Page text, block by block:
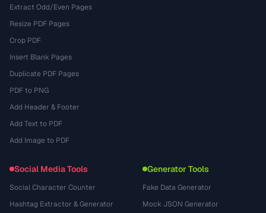
Extract Odd/Even Pages
Resize PDF Pages
Crop PDF
Insert Blank Pages
Duplicate PDF Pages
PDF to PNG
Add Header & Footer
Add Text to PDF
Add Image to PDF
Social Media Tools
Social Character Counter
Hashtag Extractor & Generator
Generator Tools
Fake Data Generator
Mock JSON Generator